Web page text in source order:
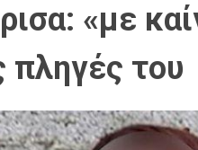
«με
πληγές του